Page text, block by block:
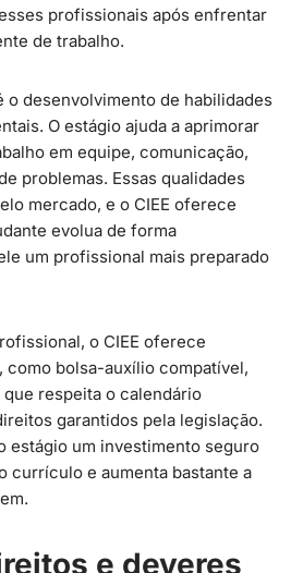
profissionais após enfrentar
de trabalho.
o desenvolvimento de habilidades
O estágio ajuda a aprimorar
em equipe, comunicação,
problemas. Essas qualidades
mercado, e o CIEE oferece
evolua de forma
um profissional mais preparado
o CIEE oferece
bolsa-auxílio compatível,
respeita o calendário
garantidos pela legislação.
estágio um investimento seguro
currículo e aumenta bastante a
e deveres